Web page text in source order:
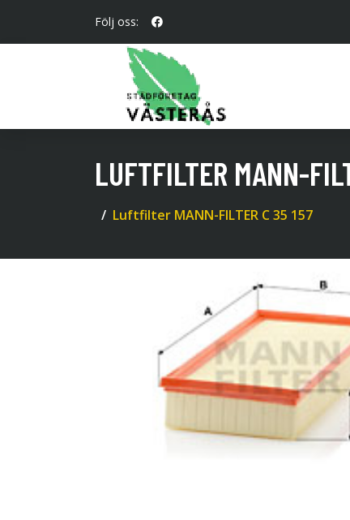
Följ oss:
LUFTFILTER MANN-
Luftfilter MANN-FILTER C 35 157